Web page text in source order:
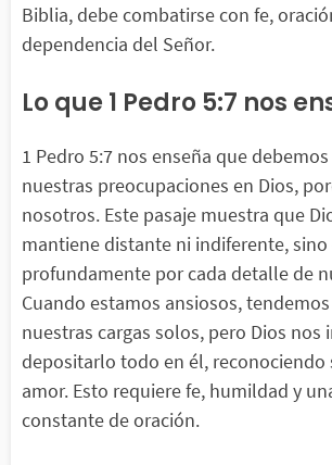
Biblia, debe combatirse con fe,
dependencia del Señor.
Lo que 1 Pedro 5:7 nos
1 Pedro 5:7 nos enseña que
nuestras preocupaciones en Dios,
nosotros. Este pasaje muestra que
mantiene distante ni indiferente, sino
profundamente por cada detalle de
Cuando estamos ansiosos,
nuestras cargas solos, pero Dios nos
depositarlo todo en él, reconociendo
amor. Esto requiere fe, humildad y
constante de oración.